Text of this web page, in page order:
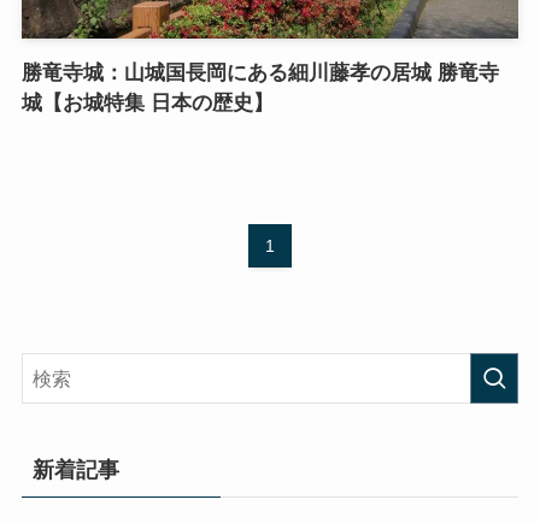
勝竜寺城：山城国長岡にある細川藤孝の居城 勝竜寺
城【お城特集 日本の歴史】
1
新着記事